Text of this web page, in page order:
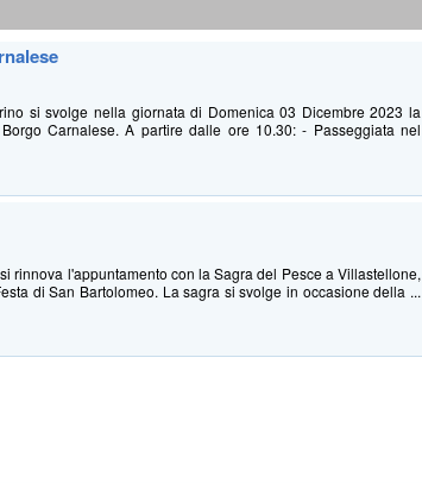
si svolge nella giornata di Domenica 03 Dicembre 2023 la
Carnalese. A partire dalle ore 10.30: - Passeggiata nel
rinnova l'appuntamento con la Sagra del Pesce a Villastellone,
di San Bartolomeo. La sagra si svolge in occasione della ...